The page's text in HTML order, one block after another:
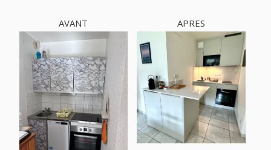
AVANT APRES